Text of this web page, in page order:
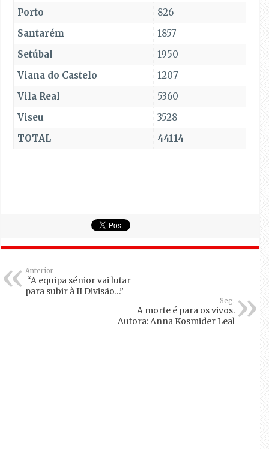
Porto
826
Santarém
1857
Setúbal
1950
Viana do Castelo
1207
Vila Real
5360
Viseu
3528
TOTAL
44114
Anterior
“A equipa sénior vai lutar
para subir à II Divisão…”
Seg.
A morte é para os vivos.
Autora: Anna Kosmider Leal